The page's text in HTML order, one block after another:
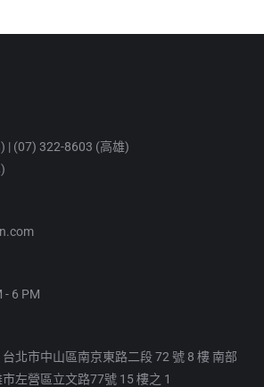
| (07) 322-8603 (高雄)
- 6 PM
北市中山區南京東路二段 72 號 8 樓 南部
左營區立文路77號 15 樓之 1